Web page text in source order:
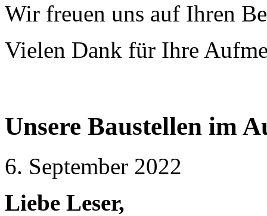
Wir freuen uns auf Ihren
Vielen Dank für Ihre
Unsere Baustellen im
6. September 2022
Liebe Leser,